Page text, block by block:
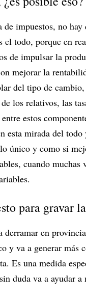
de impuestos, no
el todo, porque en
de impulsar la
mejorar la
del tipo de
los relativos, las
estos
esta mirada del
único y como si
cuando muchas
para gravar
derramar en
y va a generar más
Es una medida
duda va a ayudar